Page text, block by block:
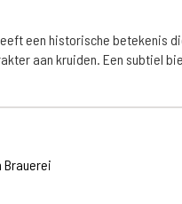
een historische betekenis
aan kruiden. Een subtiel
Brauerei